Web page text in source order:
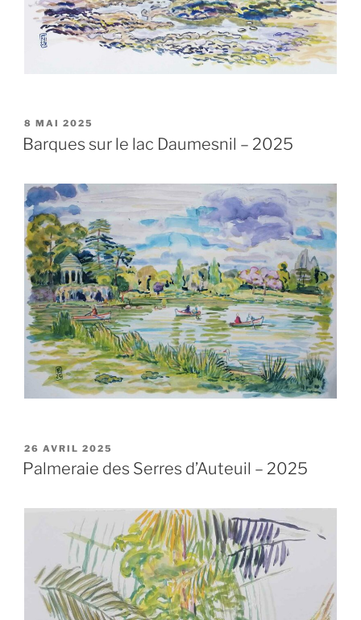
PUBLIÉ
LE
8 MAI 2025
Barques sur le lac Daumesnil – 2025
PUBLIÉ
LE
26 AVRIL 2025
Palmeraie des Serres d’Auteuil – 2025